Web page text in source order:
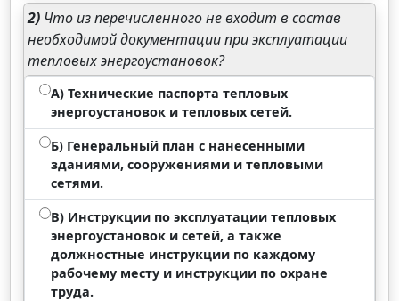
2) Что из перечисленного не входит в состав
необходимой документации при эксплуатации
тепловых энергоустановок?
А) Технические паспорта тепловых
энергоустановок и тепловых сетей.
Б) Генеральный план с нанесенными
зданиями, сооружениями и тепловыми
сетями.
В) Инструкции по эксплуатации тепловых
энергоустановок и сетей, а также
должностные инструкции по каждому
рабочему месту и инструкции по охране
труда.